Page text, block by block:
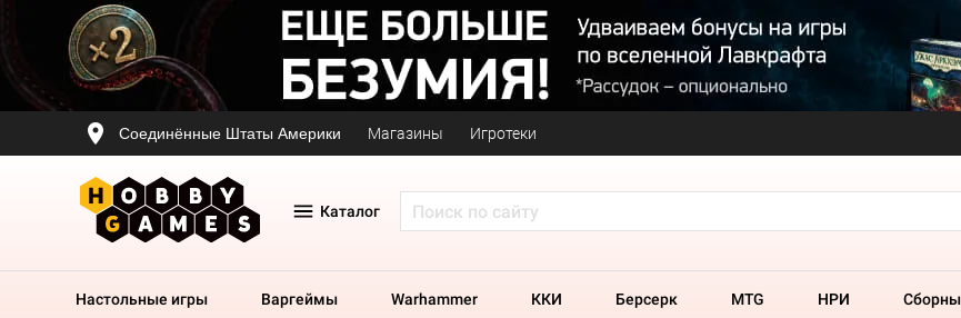
Соединённые Штаты Америки Магазины Игротеки
Каталог
Настольные игры Варгеймы Warhammer ККИ Берсерк MTG НРИ